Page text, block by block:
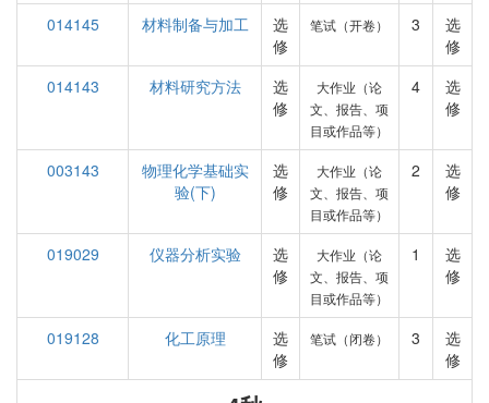
014145 材料制备与加工
选
修
笔试（开卷） 3
选
修
014143
材料研究方法
选
修
大作业（论
文、报告、项
目或作品等）
4
选
修
003143
物理化学基础实
验(下)
选
修
大作业（论
文、报告、项
目或作品等）
2
选
修
019029 仪器分析实验
选
修
大作业（论
文、报告、项
目或作品等）
1
选
修
019128 化工原理
选
修
笔试（闭卷） 3
选
修